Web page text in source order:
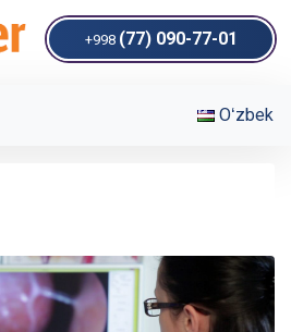
+998 (77) 090-77-01
Oʻzbek